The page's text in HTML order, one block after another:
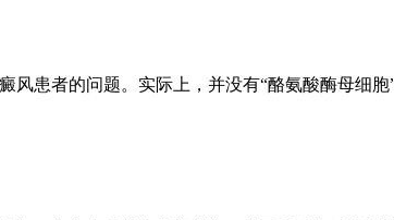
风患者的问题。实际上，并没有“酪氨酸酶母细